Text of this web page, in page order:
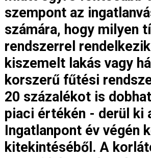
szempont az
számára, hogy milyen
rendszerrel
kiszemelt lakás vagy
korszerű fűtési
20 százalékot is
piaci értékén - derül ki
Ingatlanpont év végén
kitekintéséből. A